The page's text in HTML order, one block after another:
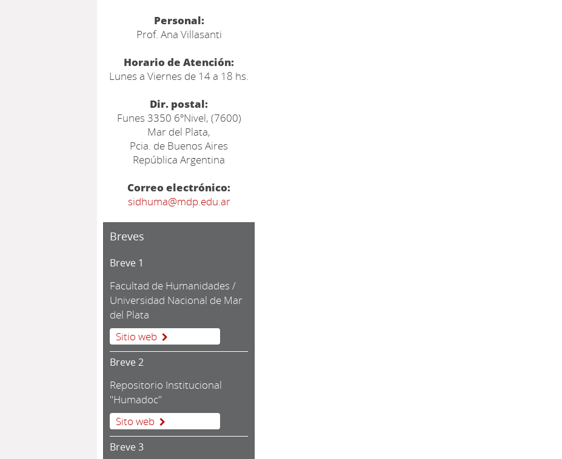
Personal:
Prof. Ana Villasanti
Horario de Atención:
Lunes a Viernes de 14 a 18 hs.
Dir. postal:
Funes 3350 6ºNivel, (7600)
Mar del Plata,
Pcia. de Buenos Aires
República Argentina
Correo electrónico:
sidhuma@mdp.edu.ar
Breves
Breve 1
Facultad de Humanidades /
Universidad Nacional de Mar
del Plata
Sitio web
Breve 2
Repositorio Institucional
"Humadoc"
Sito web
Breve 3